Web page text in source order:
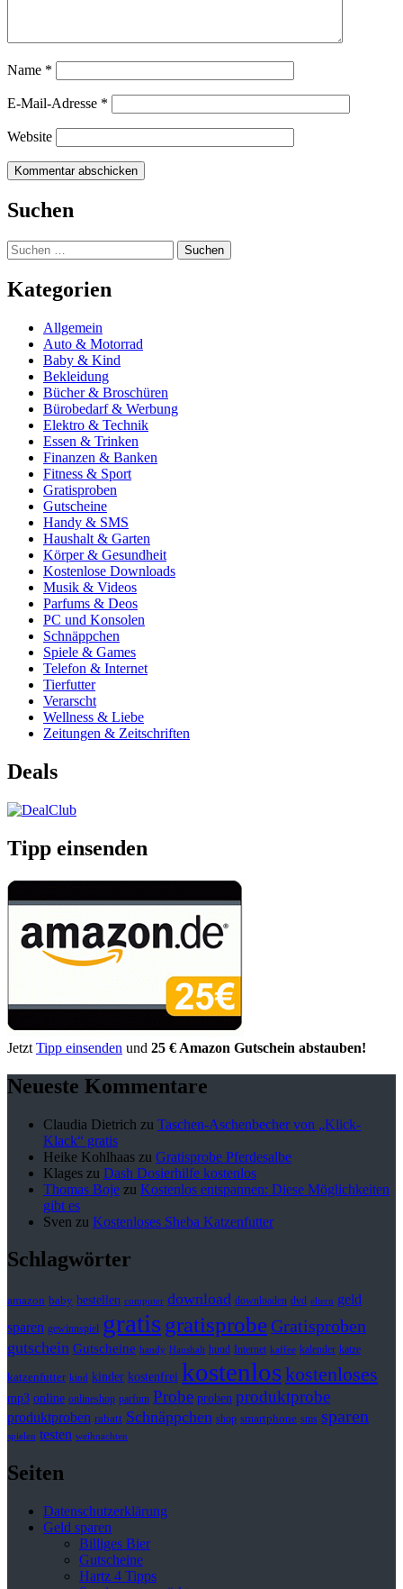
Name *
E-Mail-Adresse *
Website
Suchen
Suchen
nach:
Kategorien
Allgemein
Auto & Motorrad
Baby & Kind
Bekleidung
Bücher & Broschüren
Bürobedarf & Werbung
Elektro & Technik
Essen & Trinken
Finanzen & Banken
Fitness & Sport
Gratisproben
Gutscheine
Handy & SMS
Haushalt & Garten
Körper & Gesundheit
Kostenlose Downloads
Musik & Videos
Parfums & Deos
PC und Konsolen
Schnäppchen
Spiele & Games
Telefon & Internet
Tierfutter
Verarscht
Wellness & Liebe
Zeitungen & Zeitschriften
Deals
Tipp einsenden
Jetzt Tipp einsenden und 25 € Amazon Gutschein abstauben!
Neueste Kommentare
Claudia Dietrich zu Taschen-Aschenbecher von „Klick-
Klack“ gratis
Heike Kohlhaas zu Gratisprobe Pferdesalbe
Klages zu Dash Dosierhilfe kostenlos
Thomas Boje zu Kostenlos entspannen: Diese Möglichkeiten
gibt es
Sven zu Kostenloses Sheba Katzenfutter
Schlagwörter
amazon baby bestellen computer download downloaden dvd eltern geld
sparen gewinnspiel gratisgratisprobeGratisproben
gutschein Gutscheine handy Haushalt hund Internet kaffee kalender katze
katzenfutter kind kinder kostenfrei kostenloskostenloses
mp3 online onlineshop parfum Probe proben produktprobe
produktproben rabatt Schnäppchen shop smartphone sms sparen
spielen testen weihnachten
Seiten
Datenschutzerklärung
Geld sparen
Billiges Bier
Gutscheine
Hartz 4 Tipps